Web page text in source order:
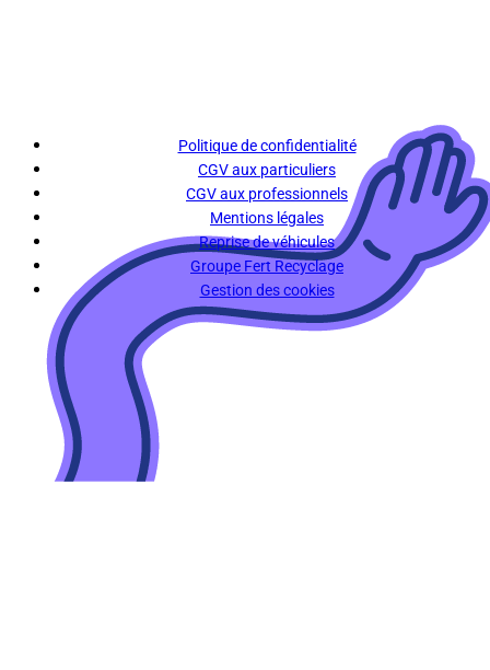
Politique de confidentialité
CGV aux particuliers
CGV aux professionnels
Mentions légales
Reprise de véhicules
Groupe Fert Recyclage
Gestion des cookies